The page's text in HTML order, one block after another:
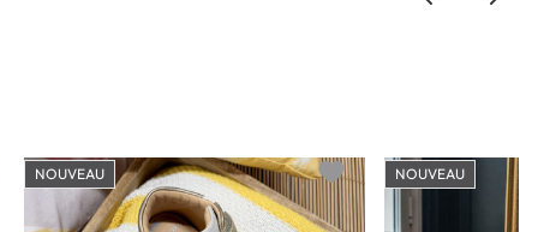
wishlist
NOUVEAU
Add to wishlist
NOUVEAU